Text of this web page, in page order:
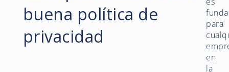
buena política de
privacidad
para
en
la